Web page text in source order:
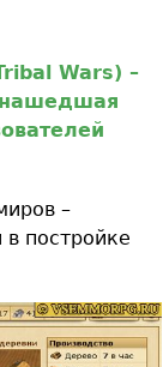
Wars) –
нашедшая
–
постройке